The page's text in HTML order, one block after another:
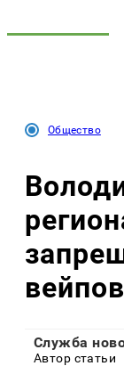
Общество
вейпов
Служба
Автор статьи